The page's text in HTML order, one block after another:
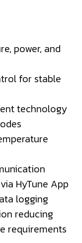
power, and
for stable
technology
HyTune App
logging
reducing
requirements